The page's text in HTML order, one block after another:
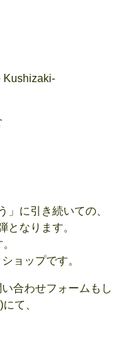
」に引き続いての、
となります。
ョップです。
合わせフォームもし
て、